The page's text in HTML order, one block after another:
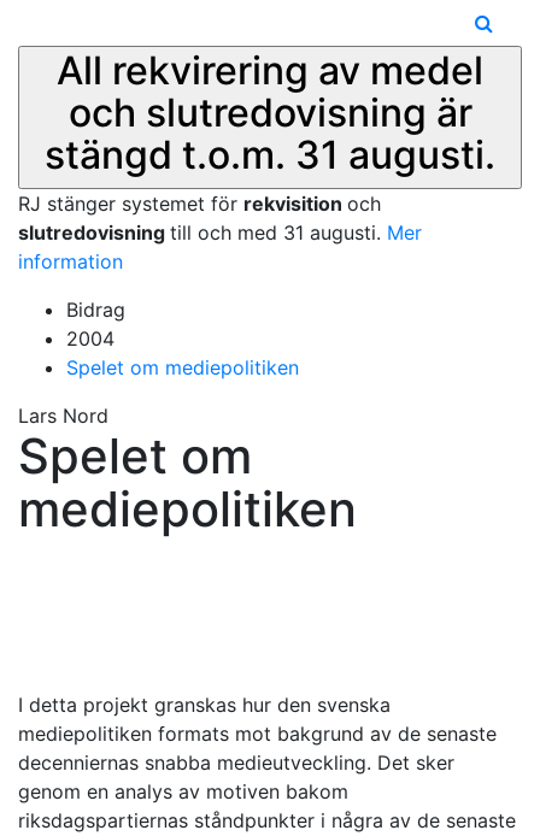
All rekvirering av medel
och slutredovisning är
stängd t.o.m. 31 augusti.
RJ stänger systemet för rekvisition och
slutredovisning till och med 31 augusti. Mer
information
Bidrag
2004
Spelet om mediepolitiken
Lars Nord
Spelet om
mediepolitiken
I detta projekt granskas hur den svenska
mediepolitiken formats mot bakgrund av de senaste
decenniernas snabba medieutveckling. Det sker
genom en analys av motiven bakom
riksdagspartiernas ståndpunkter i några av de senaste